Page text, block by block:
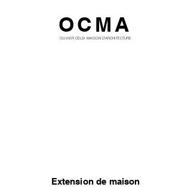
OCMA
OLIVIER CELSI MAISON D'ARCHITECTURE
Extension de maison